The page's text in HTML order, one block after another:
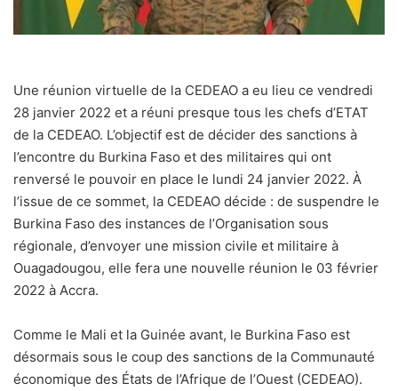
Une réunion virtuelle de la CEDEAO a eu lieu ce vendredi
28 janvier 2022 et a réuni presque tous les chefs d’ETAT
de la CEDEAO. L’objectif est de décider des sanctions à
l’encontre du Burkina Faso et des militaires qui ont
renversé le pouvoir en place le lundi 24 janvier 2022. À
l’issue de ce sommet, la CEDEAO décide : de suspendre le
Burkina Faso des instances de l’Organisation sous
régionale, d’envoyer une mission civile et militaire à
Ouagadougou, elle fera une nouvelle réunion le 03 février
2022 à Accra.
Comme le Mali et la Guinée avant, le Burkina Faso est
désormais sous le coup des sanctions de la Communauté
économique des États de l’Afrique de l’Ouest (CEDEAO).